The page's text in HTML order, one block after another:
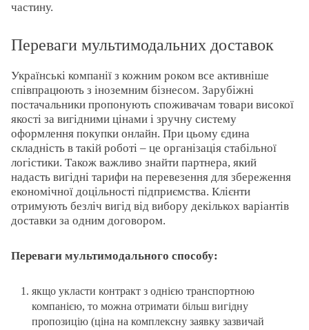
частину.
Переваги мультимодальних доставок
Українські компанії з кожним роком все активніше
співпрацюють з іноземним бізнесом. Зарубіжні
постачальники пропонують споживачам товари високої
якості за вигідними цінами і зручну систему
оформлення покупки онлайн. При цьому єдина
складність в такій роботі – це організація стабільної
логістики. Також важливо знайти партнера, який
надасть вигідні тарифи на перевезення для збереження
економічної доцільності підприємства. Клієнти
отримують безліч вигід від вибору декількох варіантів
доставки за одним договором.
Переваги мультимодального способу:
якщо укласти контракт з однією транспортною
компанією, то можна отримати більш вигідну
пропозицію (ціна на комплексну заявку зазвичай